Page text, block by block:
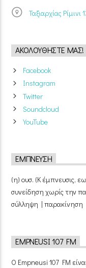
Ταξιαρχίας
ΑΚΟΛΟΥΘΉΣΤΕ ΜΑΣ!
Facebook
Instagram
Twitter
Soundcloud
YouTube
ΈΜΠΝΕΥΣΗ
(η) ουσ. (Κ έμπνευσις,
συνείδηση χωρίς την
σύλληψη | παρακίνηση
EMPNEUSI 107 FM
Ο Empneusi 107 FM